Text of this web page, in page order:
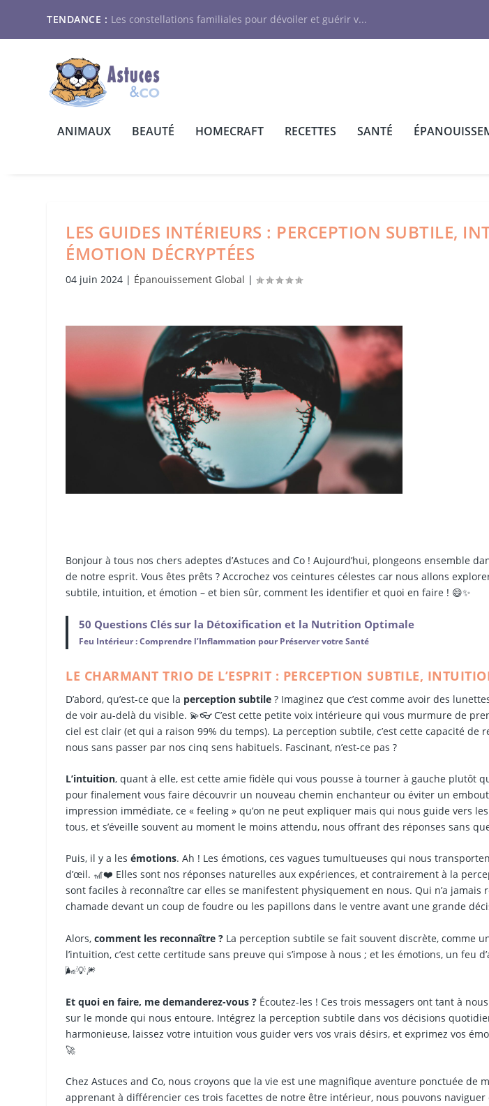
TENDANCE : Les constellations familiales pour dévoiler et guérir v...
ANIMAUX BEAUTÉ HOMECRAFT RECETTES SANTÉ
LES GUIDES INTÉRIEURS : PERCEPTION SUBTILE,
ÉMOTION DÉCRYPTÉES
04 juin 2024 | Épanouissement Global |
Bonjour à tous nos chers adeptes d’Astuces and Co ! Aujourd’hui, plongeons ensemble
de notre esprit. Vous êtes prêts ? Accrochez vos ceintures célestes car nous allons
subtile, intuition, et émotion – et bien sûr, comment les identifier et quoi en faire ! 😄✨
50 Questions Clés sur la Détoxification et la Nutrition Optimale
Feu Intérieur : Comprendre l’Inflammation pour Préserver votre Santé
LE CHARMANT TRIO DE L’ESPRIT : PERCEPTION SUBTILE,
D’abord, qu’est-ce que la perception subtile ? Imaginez que c’est comme avoir des
de voir au-delà du visible. 💫👓 C’est cette petite voix intérieure qui vous murmure de
ciel est clair (et qui a raison 99% du temps). La perception subtile, c’est cette capacité de
nous sans passer par nos cinq sens habituels. Fascinant, n’est-ce pas ?
L’intuition, quant à elle, est cette amie fidèle qui vous pousse à tourner à gauche plutôt
pour finalement vous faire découvrir un nouveau chemin enchanteur ou éviter un
impression immédiate, ce « feeling » qu’on ne peut expliquer mais qui nous guide vers
tous, et s’éveille souvent au moment le moins attendu, nous offrant des réponses sans
Puis, il y a lesémotions. Ah ! Les émotions, ces vagues tumultueuses qui nous
d’œil. 🎢❤️ Elles sont nos réponses naturelles aux expériences, et contrairement à la
sont faciles à reconnaître car elles se manifestent physiquement en nous. Qui n’a
chamade devant un coup de foudre ou les papillons dans le ventre avant une grande
Alors,comment les reconnaître ? La perception subtile se fait souvent discrète, comme
l’intuition, c’est cette certitude sans preuve qui s’impose à nous ; et les émotions, un feu
🌬️💡🎆
Et quoi en faire, me demanderez-vous ? Écoutez-les ! Ces trois messagers ont tant à
sur le monde qui nous entoure. Intégrez la perception subtile dans vos décisions
harmonieuse, laissez votre intuition vous guider vers vos vrais désirs, et exprimez vos
🚀
Chez Astuces and Co, nous croyons que la vie est une magnifique aventure ponctuée de
apprenant à différencier ces trois facettes de notre être intérieur, nous pouvons naviguer